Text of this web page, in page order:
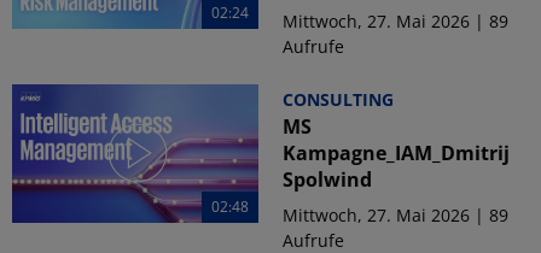
02:24
Mittwoch, 27. Mai 2026 | 89
Aufrufe
02:48
CONSULTING
MS
Kampagne_IAM_Dmitrij
Spolwind
Mittwoch, 27. Mai 2026 | 89
Aufrufe